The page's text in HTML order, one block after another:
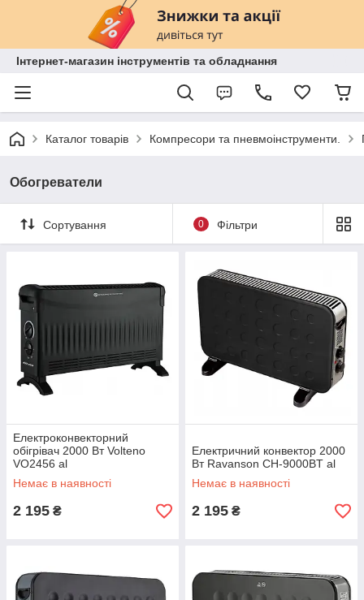
Інтернет-магазин інструментів та обладнання
Каталог товарів Компресори та пневмоінструменти.
Обогреватели
Сортування 0 Фільтри
Електроконвекторний
обігрівач 2000 Вт Volteno
VO2456 al
Немає в наявності
2 195 ₴
Електричний конвектор 2000
Вт Ravanson CH-9000BT al
Немає в наявності
2 195 ₴